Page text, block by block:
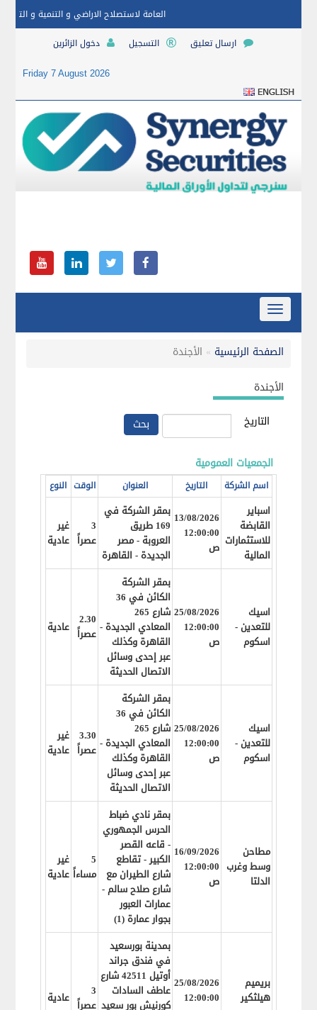
العامة لاستصلاح الاراضي و التنمية و التعمير
ارسال تعليق
التسجيل دخول الزائرين
Friday 7 August 2026
Toggle
navigation
الصفحة الرئيسية » الأجندة
الأجندة
التاريخ
الجمعيات العمومية
اسم الشركة التاريخ العنوان الوقت النوع
اسباير
القابضة
للاستثمارات
المالية
13/08/2026
12:00:00
ص
بمقر الشركة في
169 طريق
العروبة - مصر
الجديدة - القاهرة
3
عصراً
غير
عادية
اسيك
للتعدين -
اسكوم
25/08/2026
12:00:00
ص
بمقر الشركة
الكائن في 36
شارع 265
المعادي الجديدة -
القاهرة وكذلك
عبر إحدى وسائل
الاتصال الحديثة
2.30
عصراً عادية
اسيك
للتعدين -
اسكوم
25/08/2026
12:00:00
ص
بمقر الشركة
الكائن في 36
شارع 265
المعادي الجديدة -
القاهرة وكذلك
عبر إحدى وسائل
الاتصال الحديثة
3.30
عصراً
غير
عادية
مطاحن
وسط وغرب
الدلتا
16/09/2026
12:00:00
ص
بمقر نادي ضباط
الحرس الجمهوري
- قاعه القصر
الكبير - تقاطع
شارع الطيران مع
شارع صلاح سالم -
عمارات العبور
بجوار عمارة (1)
5
مساءاً
غير
عادية
بريميم
هيلثكير
25/08/2026
12:00:00
بمدينة بورسعيد
في فندق جراند
أوتيل 42511 شارع
عاطف السادات
كورنيش بور سعيد
3
عصراً عادية